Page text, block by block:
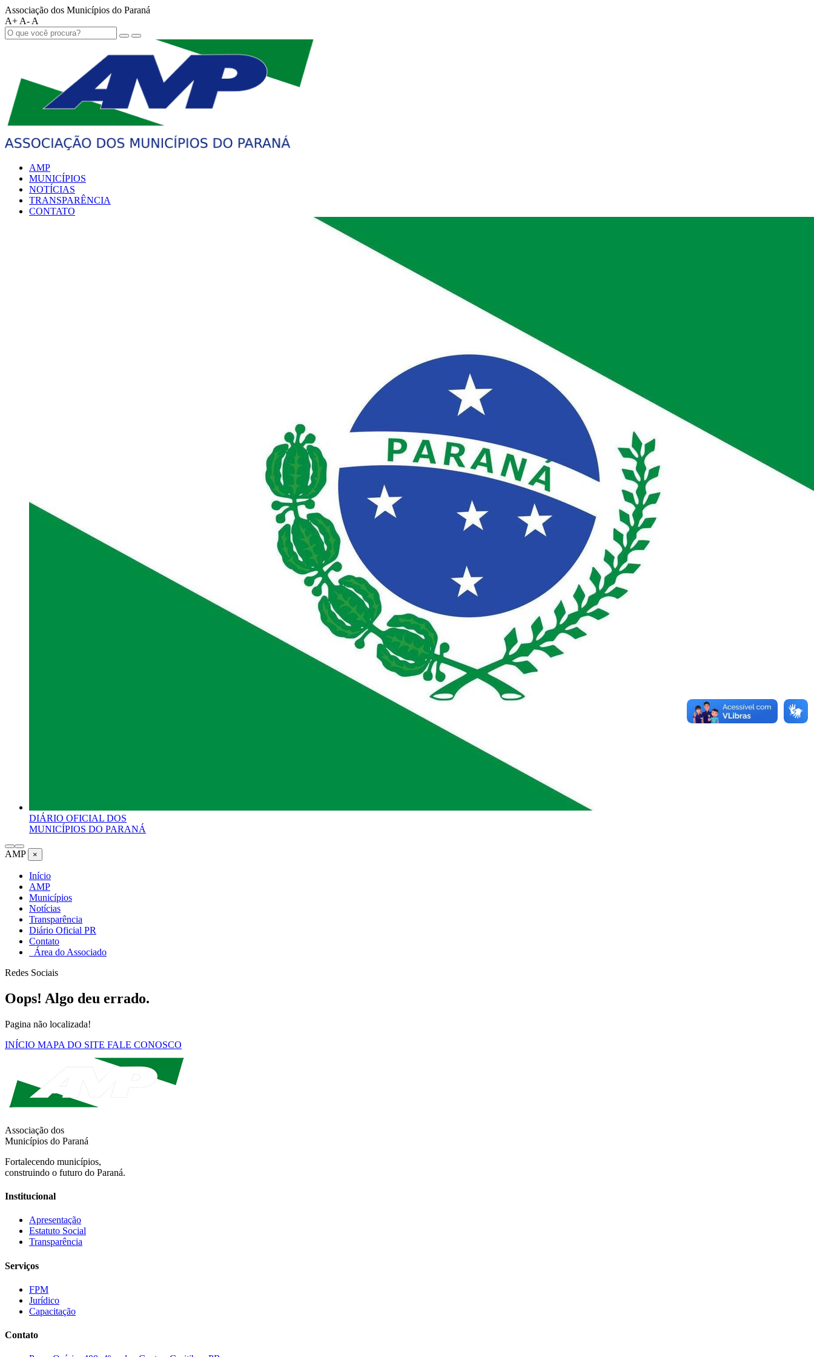
Associação dos Municípios do Paraná
A+ A- A
AMP
MUNICÍPIOS
NOTÍCIAS
TRANSPARÊNCIA
CONTATO
DIÁRIO OFICIAL DOS
MUNICÍPIOS DO PARANÁ
AMP ×
Início
AMP
Municípios
Notícias
Transparência
Diário Oficial PR
Contato
Área do Associado
Redes Sociais
Oops! Algo deu errado.
Pagina não localizada!
INÍCIO MAPA DO SITE FALE CONOSCO
Associação dos
Municípios do Paraná
Fortalecendo municípios,
construindo o futuro do Paraná.
Institucional
Apresentação
Estatuto Social
Transparência
Serviços
FPM
Jurídico
Capacitação
Contato